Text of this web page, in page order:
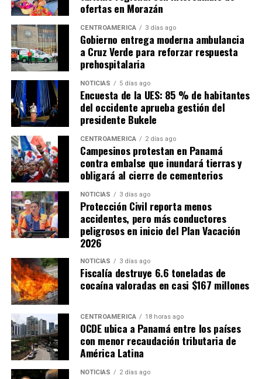
ofertas en Morazán
CENTROAMÉRICA 3 días ago
Gobierno entrega moderna ambulancia
a Cruz Verde para reforzar respuesta
prehospitalaria
NOTICIAS 5 días ago
Encuesta de la UES: 85 % de habitantes
del occidente aprueba gestión del
presidente Bukele
CENTROAMÉRICA 2 días ago
Campesinos protestan en Panamá
contra embalse que inundará tierras y
obligará al cierre de cementerios
NOTICIAS 3 días ago
Protección Civil reporta menos
accidentes, pero más conductores
peligrosos en inicio del Plan Vacación
2026
NOTICIAS 3 días ago
Fiscalía destruye 6.6 toneladas de
cocaína valoradas en casi $167 millones
CENTROAMÉRICA 18 horas ago
OCDE ubica a Panamá entre los países
con menor recaudación tributaria de
América Latina
NOTICIAS 2 días ago